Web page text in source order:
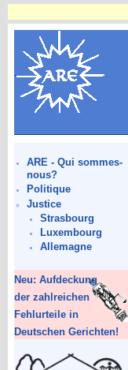
ARE - Qui sommes-
nous?
Politique
Justice
Strasbourg
Luxembourg
Allemagne
Neu: Aufdeckung
der zahlreichen
Fehlurteile in
Deutschen Gerichten!